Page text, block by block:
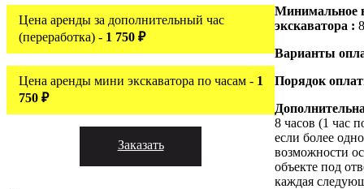
Цена аренды за дополнительный час
(переработка) - 1 750 ₽
Цена аренды мини экскаватора по часам - 1
750 ₽
Заказать
Минимальное
экскаватора :
Варианты
Порядок
8 часов (1 час
если более
возможности
объекте под
каждая